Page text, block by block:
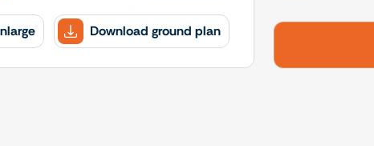
Download ground plan